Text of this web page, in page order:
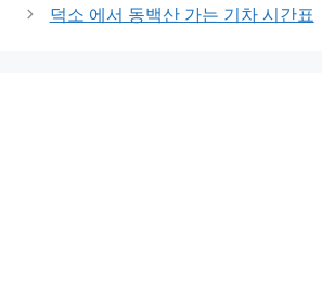
덕소 에서 동백산 가는 기차 시간표